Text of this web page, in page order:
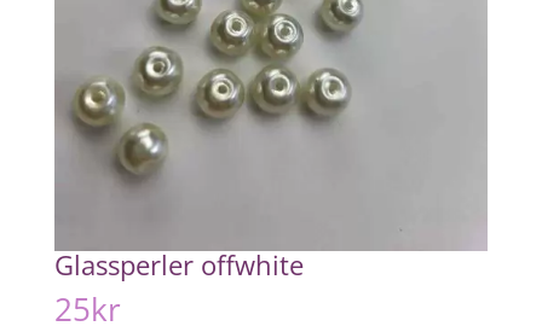
Glassperler offwhite
25kr